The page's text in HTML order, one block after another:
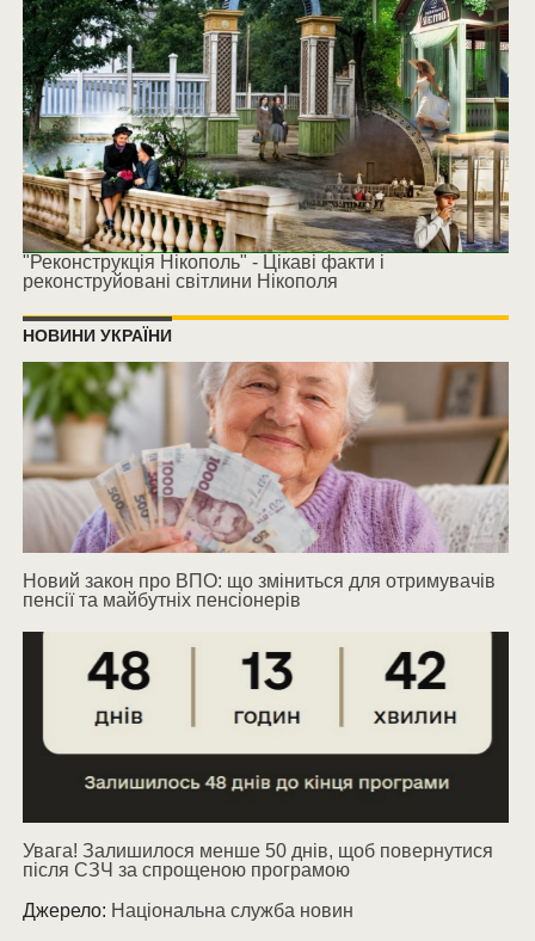
"Реконструкція Нікополь" - Цікаві факти і
реконструйовані світлини Нікополя
НОВИНИ УКРАЇНИ
Новий закон про ВПО: що зміниться для отримувачів
пенсії та майбутніх пенсіонерів
Увага! Залишилося менше 50 днів, щоб повернутися
після СЗЧ за спрощеною програмою
Джерело: Національна служба новин